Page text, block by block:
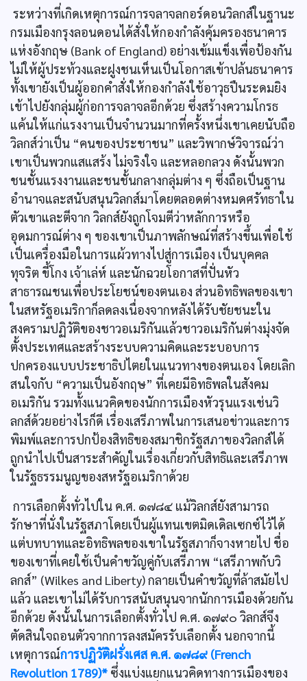
ระหว่างที่เกิดเหตุการณ์การจลาจลกอร์ดอนวิลกส์ในฐานะ
กรมเมืองกรุงลอนดอนได้สั่งให้กองกำลังคุ้มครองธนาคาร
แห่งอังกฤษ (Bank of England) อย่างเข้มแข็งเพื่อป้องกัน
ไม่ให้ผู้ประท้วงและฝูงชนเห็นเป็นโอกาสเข้าปล้นธนาคาร
ทั้งเขายังเป็นผู้ออกคำสั่งให้กองกำลังใช้อาวุธปืนระดมยิง
เข้าไปยังกลุ่มผู้ก่อการจลาจลอีกด้วย ซึ่งสร้างความโกรธ
แค้นให้แก่แรงงานเป็นจำนวนมากที่ครั้งหนึ่งเขาเคยนับถือ
วิลกส์ว่าเป็น “คนของประชาชน” และวิพากษ์วิจารณ์ว่า
เขาเป็นพวกแสแสร้ง ไม่จริงใจ และหลอกลวง ดังนั้นพวก
ชนชั้นแรงงานและชนชั้นกลางกลุ่มต่าง ๆ ซึ่งถือเป็นฐาน
อำนาจและสนับสนุนวิลกส์มาโดยตลอดต่างหมดศรัทธาใน
ตัวเขาและตีจาก วิลกส์ยังถูกโจมตีว่าหลักการหรือ
อุดมการณ์ต่าง ๆ ของเขาเป็นภาพลักษณ์ที่สร้างขึ้นเพื่อใช้
เป็นเครื่องมือในการแผ้วทางไปสู่การเมือง เป็นบุคคล
ทุจริต ขี้โกง เจ้าเล่ห์ และนักฉวยโอกาสที่ปั่นหัว
สาธารณชนเพื่อประโยชน์ของตนเอง ส่วนอิทธิพลของเขา
ในสหรัฐอเมริกาก็ลดลงเนื่องจากหลังได้รับชัยชนะใน
สงครามปฏิวัติของชาวอเมริกันแล้วชาวอเมริกันต่างมุ่งจัด
ตั้งประเทศและสร้างระบบความคิดและระบอบการ
ปกครองแบบประชาธิปไตยในแนวทางของตนเอง โดยเลิก
สนใจกับ “ความเป็นอังกฤษ” ที่เคยมีอิทธิพลในสังคม
อเมริกัน รวมทั้งแนวคิดของนักการเมืองหัวรุนแรงเช่นวิ
ลกส์ด้วยอย่างไรก็ดี เรื่องเสรีภาพในการเสนอข่าวและการ
พิมพ์และการปกป้องสิทธิของสมาชิกรัฐสภาของวิลกส์ได้
ถูกนำไปเป็นสาระสำคัญในเรื่องเกี่ยวกับสิทธิและเสรีภาพ
ในรัฐธรรมนูญของสหรัฐอเมริกาด้วย
การเลือกตั้งทั่วไปใน ค.ศ. ๑๗๘๔ แม้วิลกส์ยังสามารถ
รักษาที่นั่งในรัฐสภาโดยเป็นผู้แทนเขตมิดเดิลเซกซ์ไว้ได้
แต่บทบาทและอิทธิพลของเขาในรัฐสภาก็จางหายไป ชื่อ
ของเขาที่เคยใช้เป็นคำขวัญคู่กับเสรีภาพ “เสรีภาพกับวิ
ลกส์” (Wilkes and Liberty) กลายเป็นคำขวัญที่ล้าสมัยไป
แล้ว และเขาไม่ได้รับการสนับสนุนจากนักการเมืองด้วยกัน
อีกด้วย ดังนั้นในการเลือกตั้งทั่วไป ค.ศ. ๑๗๙๐ วิลกส์จึง
ตัดสินใจถอนตัวจากการลงสมัครรับเลือกตั้ง นอกจากนี้
เหตุการณ์การปฏิวัติฝรั่งเศส ค.ศ. ๑๗๘๙ (French
Revolution 1789)* ซึ่งแบ่งแยกแนวคิดทางการเมืองของ